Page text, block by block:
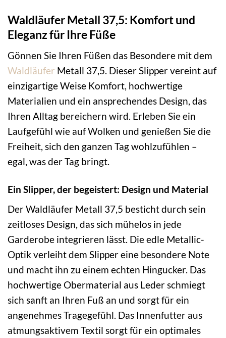
Waldläufer Metall 37,5: Komfort und
Eleganz für Ihre Füße
Gönnen Sie Ihren Füßen das Besondere mit dem
Waldläufer Metall 37,5. Dieser Slipper vereint auf
einzigartige Weise Komfort, hochwertige
Materialien und ein ansprechendes Design, das
Ihren Alltag bereichern wird. Erleben Sie ein
Laufgefühl wie auf Wolken und genießen Sie die
Freiheit, sich den ganzen Tag wohlzufühlen –
egal, was der Tag bringt.
Ein Slipper, der begeistert: Design und Material
Der Waldläufer Metall 37,5 besticht durch sein
zeitloses Design, das sich mühelos in jede
Garderobe integrieren lässt. Die edle Metallic-
Optik verleiht dem Slipper eine besondere Note
und macht ihn zu einem echten Hingucker. Das
hochwertige Obermaterial aus Leder schmiegt
sich sanft an Ihren Fuß an und sorgt für ein
angenehmes Tragegefühl. Das Innenfutter aus
atmungsaktivem Textil sorgt für ein optimales